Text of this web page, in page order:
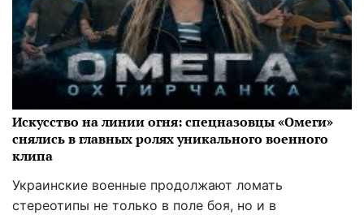
Искусство на линии огня: спецназовцы «Омеги»
снялись в главных ролях уникального военного
клипа
Украинские военные продолжают ломать
стереотипы не только в поле боя, но и в